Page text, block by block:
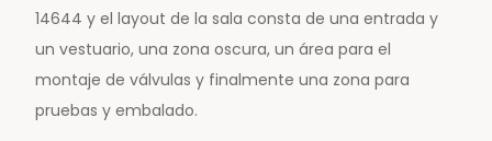
14644 y el layout de la sala consta de una entrada y
un vestuario, una zona oscura, un área para el
montaje de válvulas y finalmente una zona para
pruebas y embalado.